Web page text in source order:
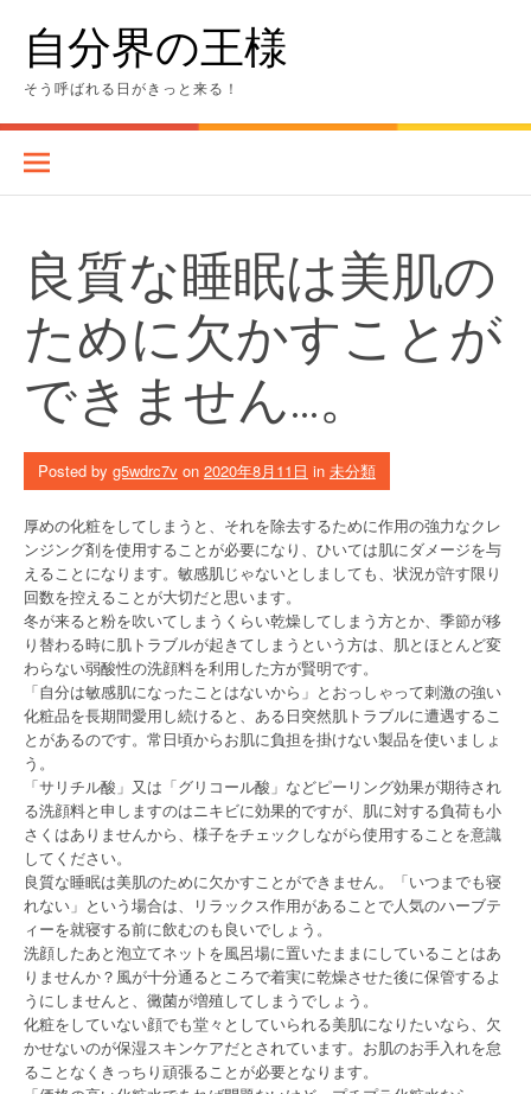
content自分界の王様
そう呼ばれる日がきっと来る！
良質な睡眠は美肌の
ために欠かすことが
できません…。
Posted by g5wdrc7v on 2020年8月11日 in 未分類
厚めの化粧をしてしまうと、それを除去するために作用の強力なクレ
ンジング剤を使用することが必要になり、ひいては肌にダメージを与
えることになります。敏感肌じゃないとしましても、状況が許す限り
回数を控えることが大切だと思います。
冬が来ると粉を吹いてしまうくらい乾燥してしまう方とか、季節が移
り替わる時に肌トラブルが起きてしまうという方は、肌とほとんど変
わらない弱酸性の洗顔料を利用した方が賢明です。
「自分は敏感肌になったことはないから」とおっしゃって刺激の強い
化粧品を長期間愛用し続けると、ある日突然肌トラブルに遭遇するこ
とがあるのです。常日頃からお肌に負担を掛けない製品を使いましょ
う。
「サリチル酸」又は「グリコール酸」などピーリング効果が期待され
る洗顔料と申しますのはニキビに効果的ですが、肌に対する負荷も小
さくはありませんから、様子をチェックしながら使用することを意識
してください。
良質な睡眠は美肌のために欠かすことができません。「いつまでも寝
れない」という場合は、リラックス作用があることで人気のハーブテ
ィーを就寝する前に飲むのも良いでしょう。
洗顔したあと泡立てネットを風呂場に置いたままにしていることはあ
りませんか？風が十分通るところで着実に乾燥させた後に保管するよ
うにしませんと、黴菌が増殖してしまうでしょう。
化粧をしていない顔でも堂々としていられる美肌になりたいなら、欠
かせないのが保湿スキンケアだとされています。お肌のお手入れを怠
ることなくきっちり頑張ることが必要となります。